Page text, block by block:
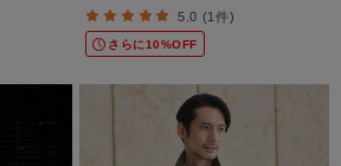
5.0 (1件)
さらに10%OFF